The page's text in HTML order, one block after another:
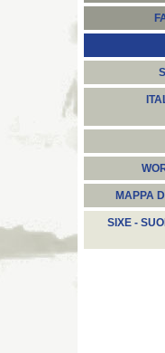
MAPPA
SIXE -